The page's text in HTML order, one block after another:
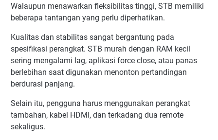
Walaupun menawarkan fleksibilitas tinggi, STB memiliki
beberapa tantangan yang perlu diperhatikan.
Kualitas dan stabilitas sangat bergantung pada
spesifikasi perangkat. STB murah dengan RAM kecil
sering mengalami lag, aplikasi force close, atau panas
berlebihan saat digunakan menonton pertandingan
berdurasi panjang.
Selain itu, pengguna harus menggunakan perangkat
tambahan, kabel HDMI, dan terkadang dua remote
sekaligus.